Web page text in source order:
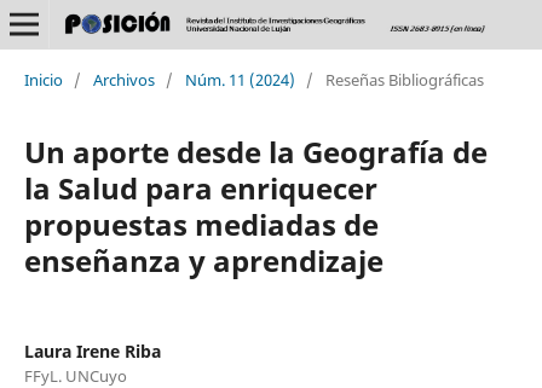
Inicio / Archivos / Núm. 11 (2024) / Reseñas Bibliográficas
Un aporte desde la Geografía de
la Salud para enriquecer
propuestas mediadas de
enseñanza y aprendizaje
Laura Irene Riba
FFyL. UNCuyo